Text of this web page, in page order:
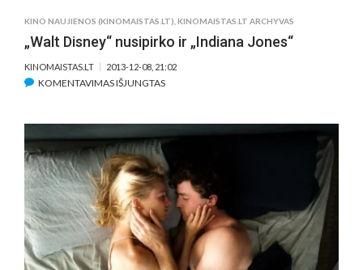
KINO NAUJIENOS (KINOMAISTAS.LT) KINOMAISTAS.LT ARCHYVAS
„Walt Disney“ nusipirko ir „Indiana Jones“
KINOMAISTAS.LT 2013-12-08, 21:02
KOMENTAVIMAS IŠJUNGTASĮRAŠE
NUSIPIRKO
„INDIANA
JONES“